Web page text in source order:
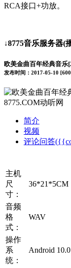
RCA接口+功放。
↓8775音乐服务器(
欧美金曲百年经典音乐
发布时间：2017-05-10
8775.COM动听网
简介
视频
评论问答(
主机
尺
寸：
36*21*5CM
音频
格
式：
WAV
操作
系
统：
Android 10.0